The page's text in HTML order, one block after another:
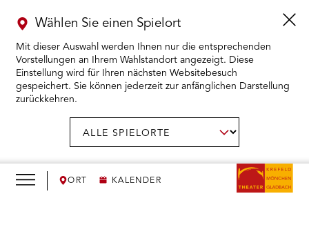
ORT KALENDER
Wählen Sie einen Spielort
Mit dieser Auswahl werden Ihnen nur die entsprechenden
Vorstellungen an Ihrem Wahlstandort angezeigt. Diese
Einstellung wird für Ihren nächsten Websitebesuch
gespeichert. Sie können jederzeit zur anfänglichen Darstellung
zurückkehren.
KARTENKAUF ÖFFNEN
WIR ÖFFNEN